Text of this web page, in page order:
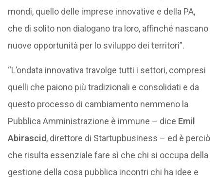
mondi, quello delle imprese innovative e della PA,
che di solito non dialogano tra loro, affinché nascano
nuove opportunità per lo sviluppo dei territori”.
“L’ondata innovativa travolge tutti i settori, compresi
quelli che paiono più tradizionali e consolidati e da
questo processo di cambiamento nemmeno la
Pubblica Amministrazione è immune – dice Emil
Abirascid, direttore di Startupbusiness – ed è perciò
che risulta essenziale fare sì che chi si occupa della
gestione della cosa pubblica incontri chi ha idee e